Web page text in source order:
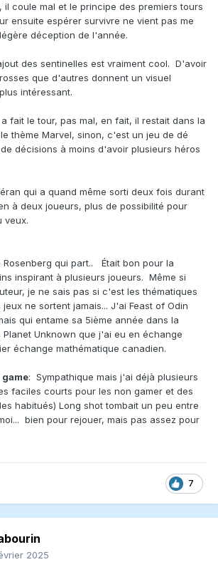
il coule mal et le principe des premiers tours
ensuite espérer survivre ne vient pas me
déception de l'année.
des sentinelles est vraiment cool. D'avoir
que d'autres donnent un visuel
intéressant.
a fait le tour, pas mal, en fait, il restait dans la
thème Marvel, sinon, c'est un jeu de dé
décisions à moins d'avoir plusieurs héros
qui a quand même sorti deux fois durant
à deux joueurs, plus de possibilité pour
veux.
Rosenberg qui part.. Était bon pour la
inspirant à plusieurs joueurs. Même si
je ne sais pas si c'est les thématiques
ne sortent jamais... J'ai Feast of Odin
qui entame sa 5ième année dans la
Unknown que j'ai eu en échange
échange mathématique canadien.
: Sympathique mais j'ai déjà plusieurs
faciles courts pour les non gamer et des
habitués) Long shot tombait un peu entre
bien pour rejouer, mais pas assez pour
7
2025